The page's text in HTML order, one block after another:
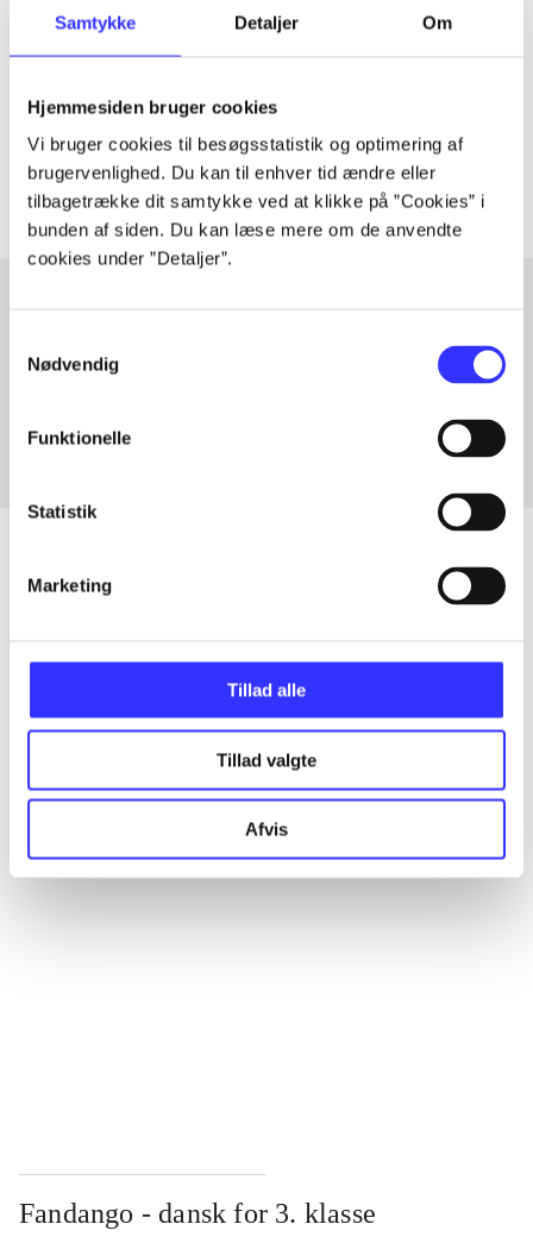
Samtykke Detaljer Om
Hjemmesiden bruger cookies
Vi bruger cookies til besøgsstatistik og optimering af
brugervenlighed. Du kan til enhver tid ændre eller
tilbagetrække dit samtykke ved at klikke på ”Cookies” i
bunden af siden. Du kan læse mere om de anvendte
cookies under ”Detaljer”.
Nødvendig
Funktionelle
Statistik
Marketing
Tillad alle
Tillad valgte
Afvis
Tidsskrift
Artiklerne i handler ofte om
Artikler med samme emner
Alle registrerede artikler fordelt på udgivelser
...
...
...
Fandango - dansk for 3. klasse